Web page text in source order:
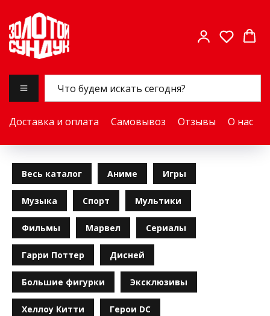
Доставка и оплата Самовывоз Отзывы О нас
Весь каталог Аниме Игры
Музыка Спорт Мультики
Фильмы Марвел Сериалы
Гарри Поттер Дисней
Большие фигурки Эксклюзивы
Хеллоу Китти Герои DC